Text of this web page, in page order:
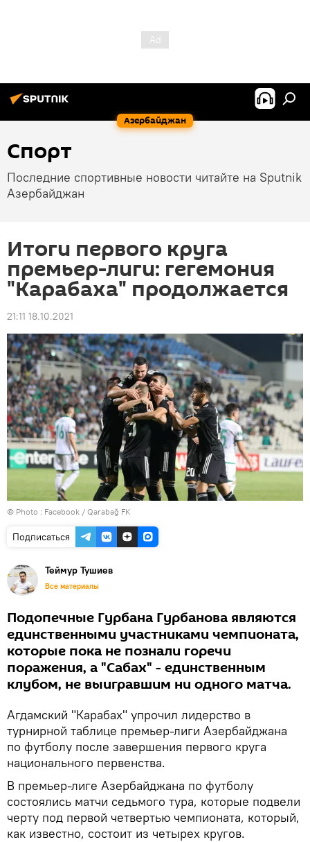
Азербайджан
Спорт
Последние спортивные новости читайте на Sputnik
Азербайджан
Итоги первого круга
премьер-лиги: гегемония
"Карабаха" продолжается
21:11 18.10.2021
© Photo : Facebook / Qarabağ FK
Подписаться
Теймур Тушиев
Все материалы
Подопечные Гурбана Гурбанова являются
единственными участниками чемпионата,
которые пока не познали горечи
поражения, а "Сабах" - единственным
клубом, не выигравшим ни одного матча.
Агдамский "Карабах" упрочил лидерство в
турнирной таблице премьер-лиги Азербайджана
по футболу после завершения первого круга
национального первенства.
В премьер-лиге Азербайджана по футболу
состоялись матчи седьмого тура, которые подвели
черту под первой четвертью чемпионата, который,
как известно, состоит из четырех кругов.